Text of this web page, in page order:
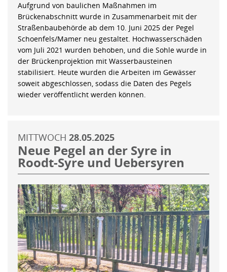
Aufgrund von baulichen Maßnahmen im
Brückenabschnitt wurde in Zusammenarbeit mit der
Straßenbaubehörde ab dem 10. Juni 2025 der Pegel
Schoenfels/Mamer neu gestaltet. Hochwasserschäden
vom Juli 2021 wurden behoben, und die Sohle wurde in
der Brückenprojektion mit Wasserbausteinen
stabilisiert. Heute wurden die Arbeiten im Gewässer
soweit abgeschlossen, sodass die Daten des Pegels
wieder veröffentlicht werden können.
MITTWOCH 28.05.2025
Neue Pegel an der Syre in
Roodt-Syre und Uebersyren